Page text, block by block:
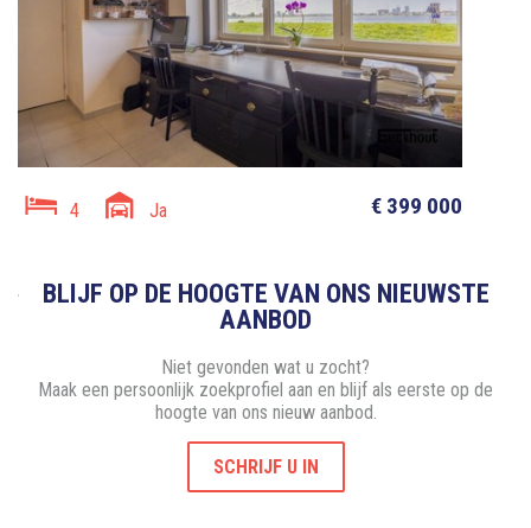
4 Ja € 399 000
BLIJF OP DE HOOGTE VAN ONS NIEUWSTE
AANBOD
Niet gevonden wat u zocht?
Maak een persoonlijk zoekprofiel aan en blijf als eerste op de
hoogte van ons nieuw aanbod.
SCHRIJF U IN